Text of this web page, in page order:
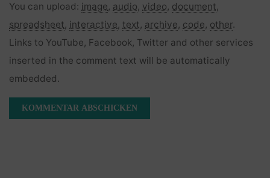
You can upload: image, audio, video, document,
spreadsheet, interactive, text, archive, code, other.
Links to YouTube, Facebook, Twitter and other services
inserted in the comment text will be automatically
embedded.